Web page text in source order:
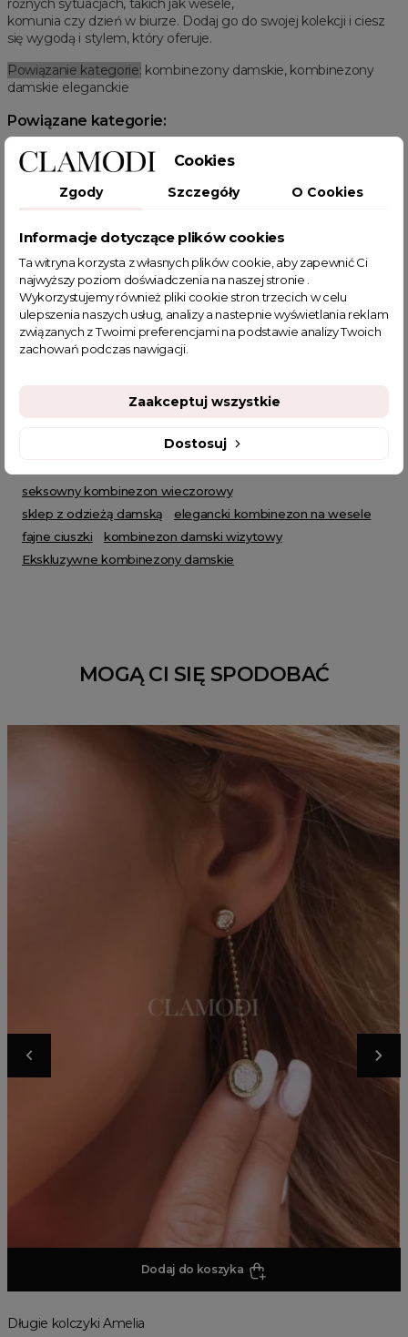
różnych sytuacjach, takich jak wesele,
komunia czy dzień w biurze. Dodaj go do swojej kolekcji i ciesz
się wygodą i stylem, który oferuje.
Powiązanie kategorie: kombinezony damskie, kombinezony
damskie eleganckie
Powiązane kategorie:
Kombinezony damskie Kombinezony damskie eleganckie
Kombinezony damskie wizytowe Kombinezony damskie długie
Letnie Uroczystości
HOT SALE
POWIĄZANE TAGI
kombinezon z szerokimi nogawkami
kombinezon na lato
kombinezon wieczorowy
kombinezon damski elegancki
seksowny kombinezon wieczorowy
sklep z odzieżą damską
elegancki kombinezon na wesele
fajne ciuszki
kombinezon damski wizytowy
Ekskluzywne kombinezony damskie
MOGĄ CI SIĘ SPODOBAĆ
Dodaj do koszyka
Długie kolczyki Amelia
Cookies
Zgody Szczegóły O Cookies
Informacje dotyczące plików cookies
Ta witryna korzysta z własnych plików cookie, aby zapewnić Ci
najwyższy poziom doświadczenia na naszej stronie .
Wykorzystujemy również pliki cookie stron trzecich w celu
ulepszenia naszych usług, analizy a nastepnie wyświetlania reklam
związanych z Twoimi preferencjami na podstawie analizy Twoich
zachowań podczas nawigacji.
Dostosuj
Zaakceptuj wszystkie